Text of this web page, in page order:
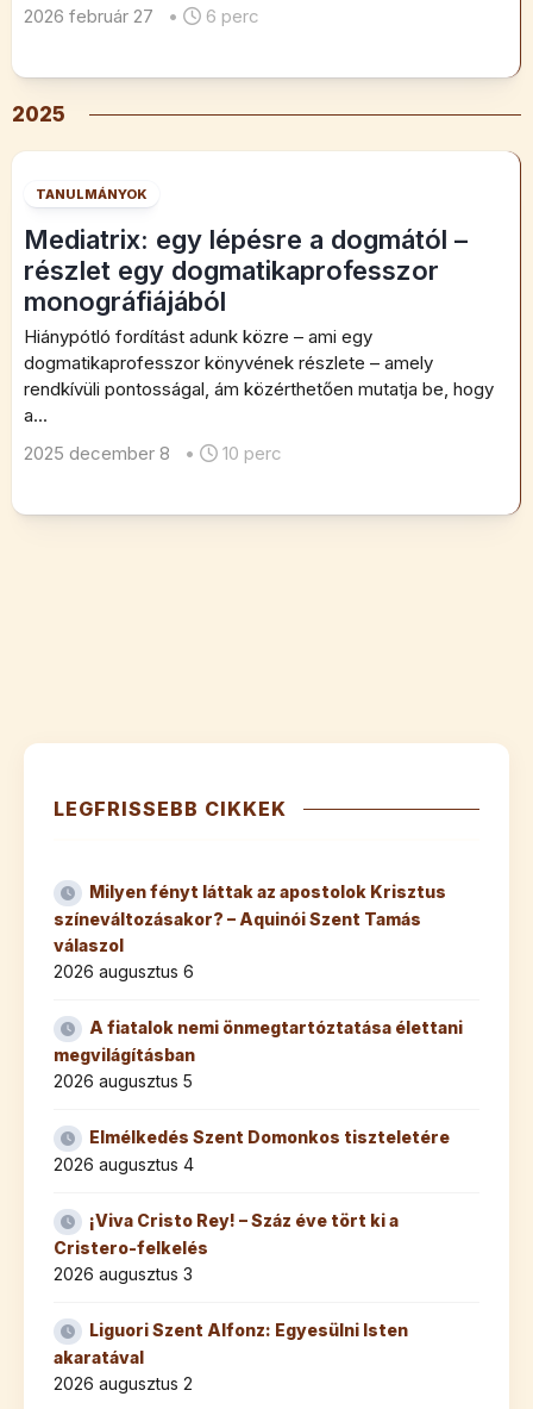
2026 február 27
• 6 perc
2025
TANULMÁNYOK
Mediatrix: egy lépésre a dogmától –
részlet egy dogmatikaprofesszor
monográfiájából
Hiánypótló fordítást adunk közre – ami egy
dogmatikaprofesszor könyvének részlete – amely
rendkívüli pontosságal, ám közérthetően mutatja be, hogy
a...
2025 december 8
• 10 perc
LEGFRISSEBB CIKKEK
Milyen fényt láttak az apostolok Krisztus
színeváltozásakor? – Aquinói Szent Tamás
válaszol
2026 augusztus 6
A fiatalok nemi önmegtartóztatása élettani
megvilágításban
2026 augusztus 5
Elmélkedés Szent Domonkos tiszteletére
2026 augusztus 4
¡Viva Cristo Rey! – Száz éve tört ki a
Cristero-felkelés
2026 augusztus 3
Liguori Szent Alfonz: Egyesülni Isten
akaratával
2026 augusztus 2